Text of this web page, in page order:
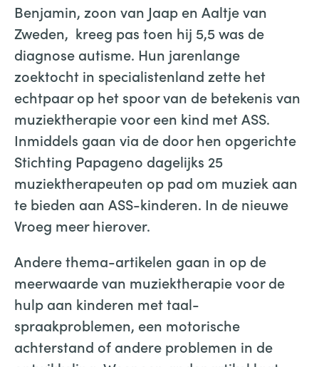
Benjamin, zoon van Jaap en Aaltje van
Zweden, kreeg pas toen hij 5,5 was de
diagnose autisme. Hun jarenlange
zoektocht in specialistenland zette het
echtpaar op het spoor van de betekenis van
muziektherapie voor een kind met ASS.
Inmiddels gaan via de door hen opgerichte
Stichting Papageno dagelijks 25
muziektherapeuten op pad om muziek aan
te bieden aan ASS-kinderen. In de nieuwe
Vroeg meer hierover.
Andere thema-artikelen gaan in op de
meerwaarde van muziektherapie voor de
hulp aan kinderen met taal-
spraakproblemen, een motorische
achterstand of andere problemen in de